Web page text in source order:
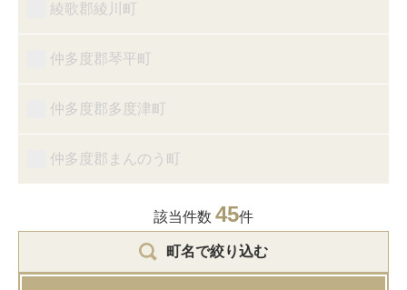
綾歌郡綾川町
仲多度郡琴平町
仲多度郡多度津町
仲多度郡まんのう町
該当件数 45件
町名で絞り込む